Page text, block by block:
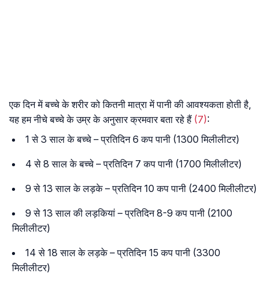
एक दिन में बच्चे के शरीर को कितनी मात्रा में पानी की आवश्यकता होती है,
यह हम नीचे बच्चे के उम्र के अनुसार क्रमवार बता रहे हैं (7):
1 से 3 साल के बच्चे – प्रतिदिन 6 कप पानी (1300 मिलीलीटर)
4 से 8 साल के बच्चे – प्रतिदिन 7 कप पानी (1700 मिलीलीटर)
9 से 13 साल के लड़के – प्रतिदिन 10 कप पानी (2400 मिलीलीटर)
9 से 13 साल की लड़कियां – प्रतिदिन 8-9 कप पानी (2100
मिलीलीटर)
14 से 18 साल के लड़के – प्रतिदिन 15 कप पानी (3300
मिलीलीटर)